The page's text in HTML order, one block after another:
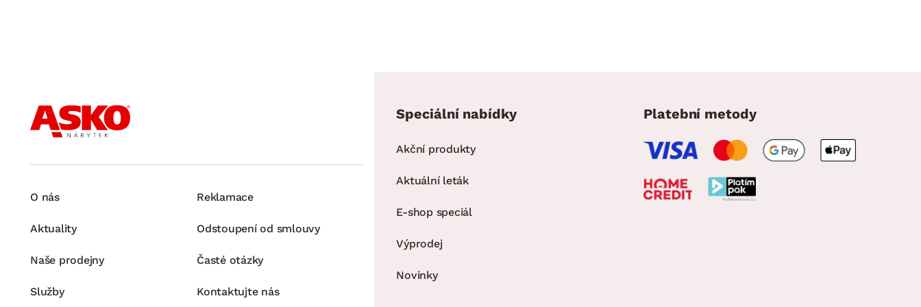
O nás
Aktuality
Naše prodejny
Služby
Reklamace
Odstoupení od smlouvy
Časté otázky
Kontaktujte nás
Speciální nabídky
Akční produkty
Aktuální leták
E-shop speciál
Výprodej
Novinky
Platební metody